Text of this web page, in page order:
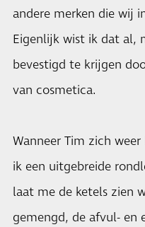
andere merken die wij
Eigenlijk wist ik dat al,
bevestigd te krijgen
van cosmetica.
Wanneer Tim zich
ik een uitgebreide
laat me de ketels zien
gemengd, de afvul- en